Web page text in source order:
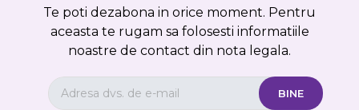
Te poti dezabona in orice moment. Pentru
aceasta te rugam sa folosesti informatiile
noastre de contact din nota legala.